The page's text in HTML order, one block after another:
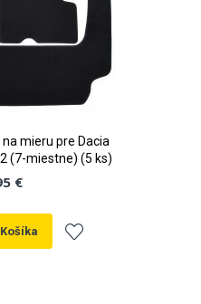
mieru pre Dacia
(7-miestne) (5 ks)
€